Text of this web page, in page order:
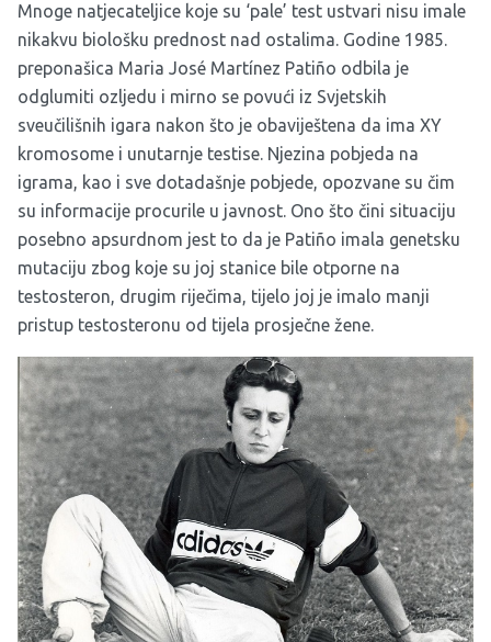
Mnoge natjecateljice koje su ‘pale’ test ustvari nisu imale
nikakvu biološku prednost nad ostalima. Godine 1985.
preponašica Maria José Martínez Patiño odbila je
odglumiti ozljedu i mirno se povući iz Svjetskih
sveučilišnih igara nakon što je obaviještena da ima XY
kromosome i unutarnje testise. Njezina pobjeda na
igrama, kao i sve dotadašnje pobjede, opozvane su čim
su informacije procurile u javnost. Ono što čini situaciju
posebno apsurdnom jest to da je Patiño imala genetsku
mutaciju zbog koje su joj stanice bile otporne na
testosteron, drugim riječima, tijelo joj je imalo manji
pristup testosteronu od tijela prosječne žene.